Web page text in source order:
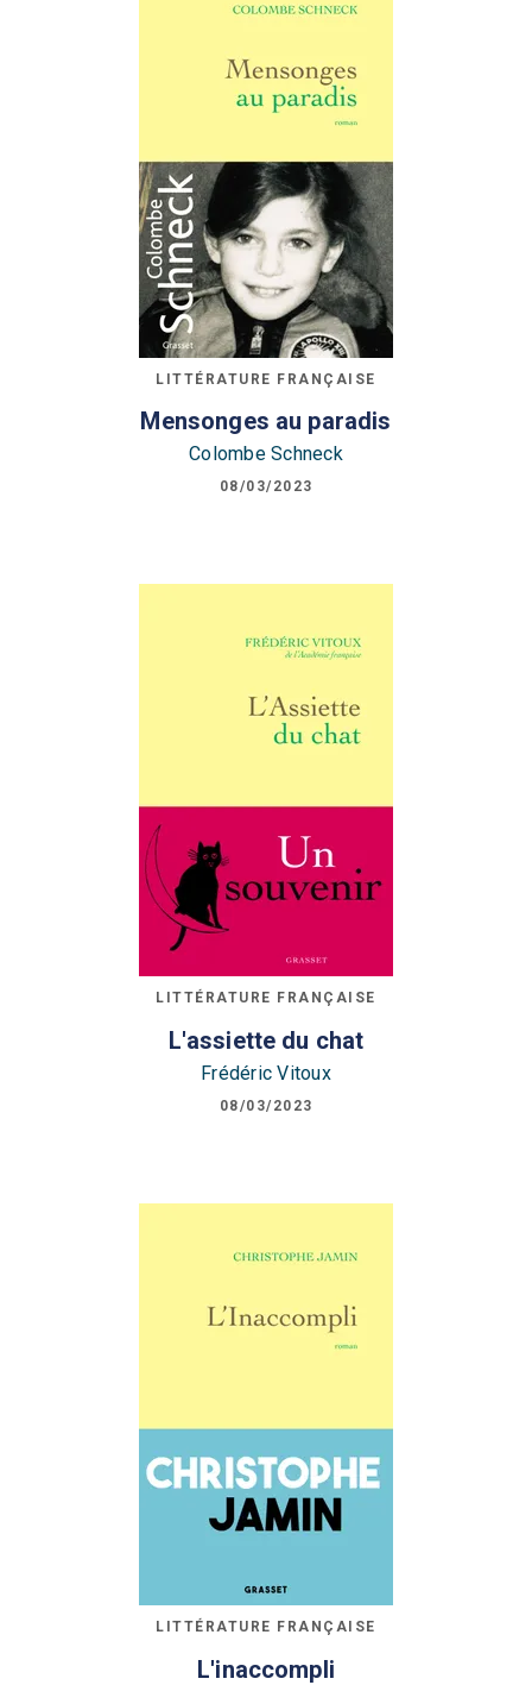
LITTÉRATURE FRANÇAISE
Mensonges au paradis
Colombe Schneck
08/03/2023
LITTÉRATURE FRANÇAISE
L'assiette du chat
Frédéric Vitoux
08/03/2023
LITTÉRATURE FRANÇAISE
L'inaccompli